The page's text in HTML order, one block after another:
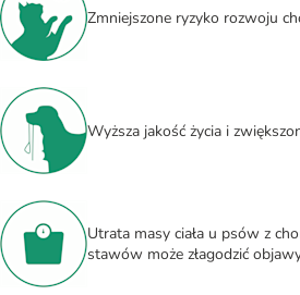
Zmniejszone ryzyko rozwoju
Wyższa jakość życia i
Utrata masy ciała u psów z
stawów może złagodzić